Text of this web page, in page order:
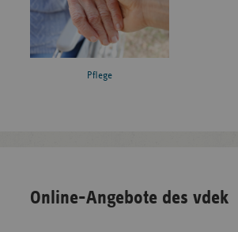
Pflege
Online-Angebote des vdek